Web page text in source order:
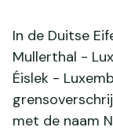
In de Duitse
Mullerthal -
Éislek -
met de naam